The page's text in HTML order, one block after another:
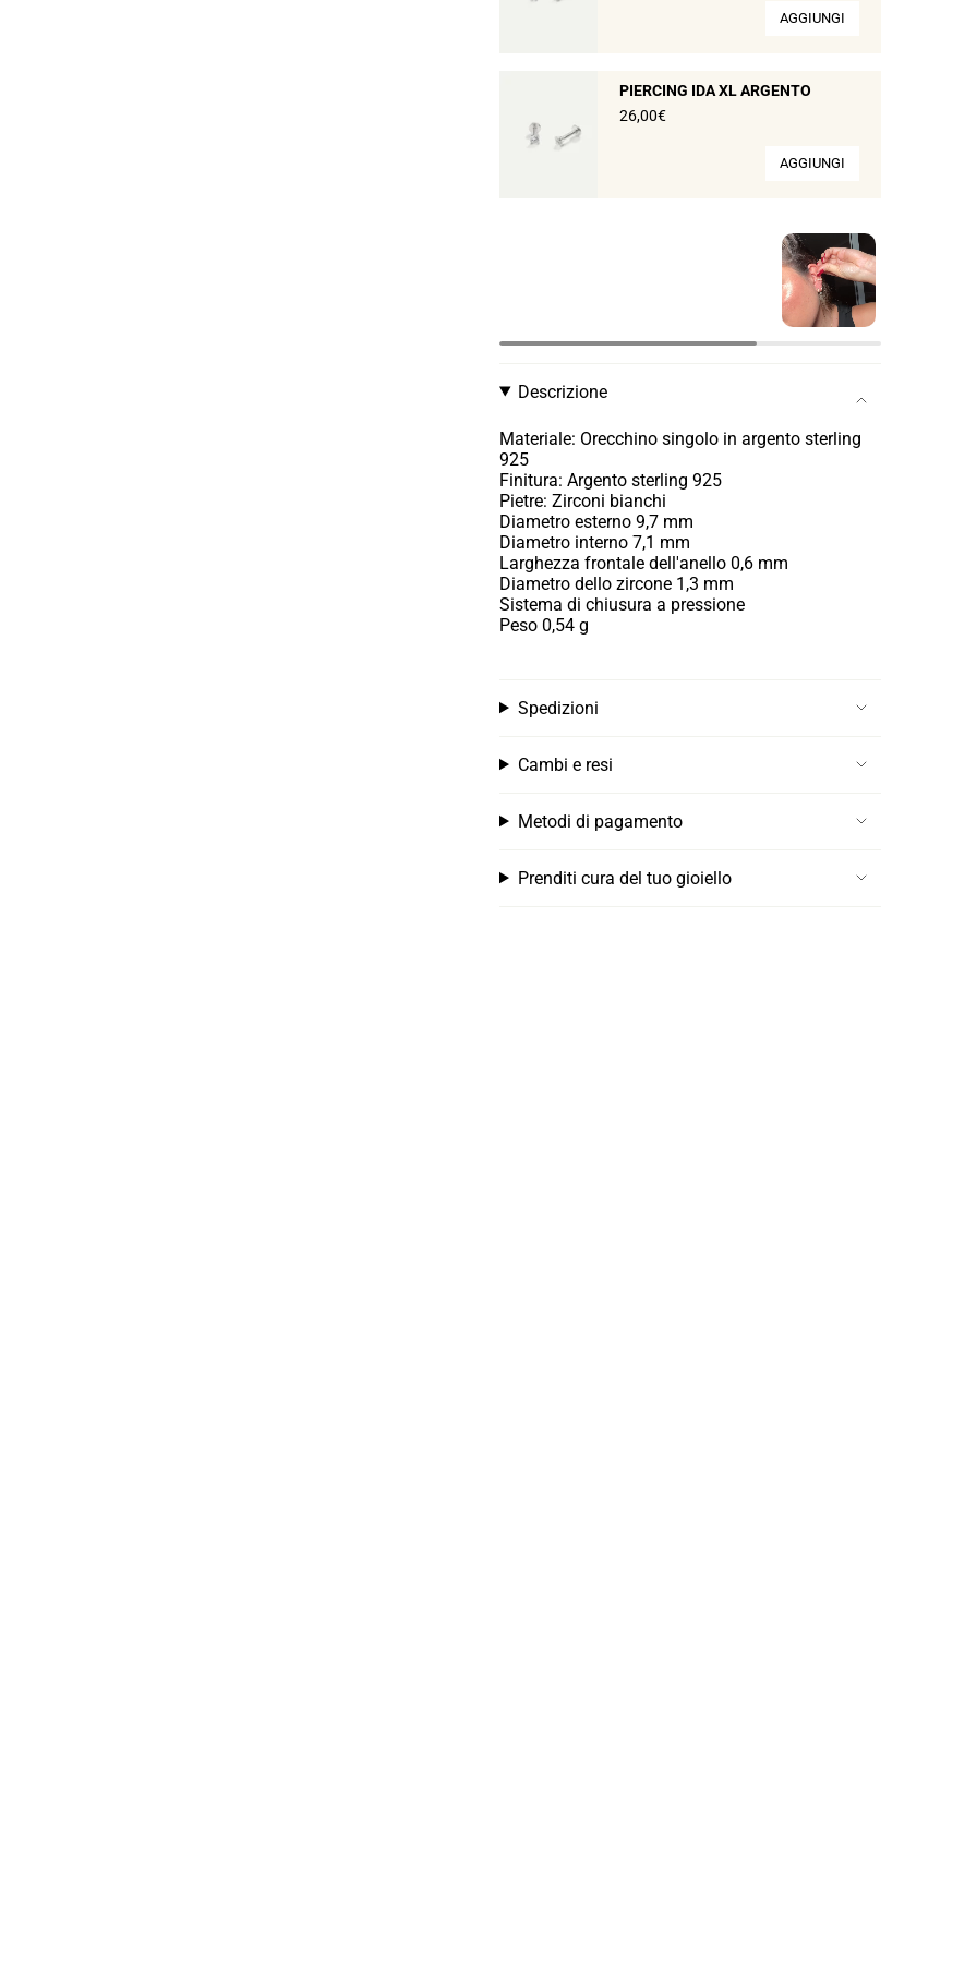
AGGIUNGI
PIERCING IDA XL ARGENTO
26,00€
AGGIUNGI
Descrizione
Materiale: Orecchino singolo in argento sterling
925
Finitura: Argento sterling 925
Pietre: Zirconi bianchi
Diametro esterno 9,7 mm
Diametro interno 7,1 mm
Larghezza frontale dell'anello 0,6 mm
Diametro dello zircone 1,3 mm
Sistema di chiusura a pressione
Peso 0,54 g
Spedizioni
Cambi e resi
Metodi di pagamento
Prenditi cura del tuo gioiello